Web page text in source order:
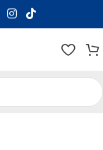
Οθόνης